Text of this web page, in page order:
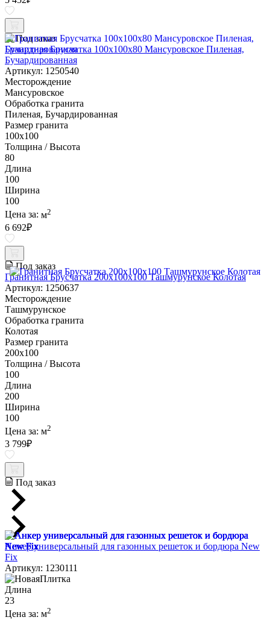
Под заказ
Гранитная Брусчатка 100х100x80 Мансуровское Пиленая,
Бучардированная
Артикул: 1250540
Месторождение
Мансуровское
Обработка гранита
Пиленая, Бучардированная
Размер гранита
100х100
Толщина / Высота
80
Длина
100
Ширина
100
Цена за: м2
6 692₽
Под заказ
Гранитная Брусчатка 200х100x100 Ташмурунское Колотая
Артикул: 1250637
Месторождение
Ташмурунское
Обработка гранита
Колотая
Размер гранита
200х100
Толщина / Высота
100
Длина
200
Ширина
100
Цена за: м2
3 799₽
Под заказ
Анкер универсальный для газонных решеток и бордюра New
Fix
Артикул: 1230111
Длина
23
Цена за: м2